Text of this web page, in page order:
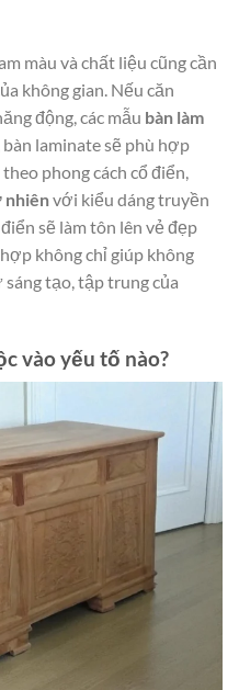
màu và chất liệu cũng cần
không gian. Nếu căn
động, các mẫu bàn làm
laminate sẽ phù hợp
phong cách cổ điển,
nhiênvới kiểu dáng truyền
sẽ làm tôn lên vẻ đẹp
không chỉ giúp không
sáng tạo, tập trung của
vào yếu tố nào?